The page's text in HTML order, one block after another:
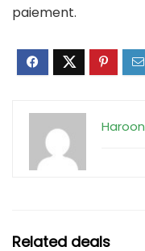
paiement.
Haroon
Related deals